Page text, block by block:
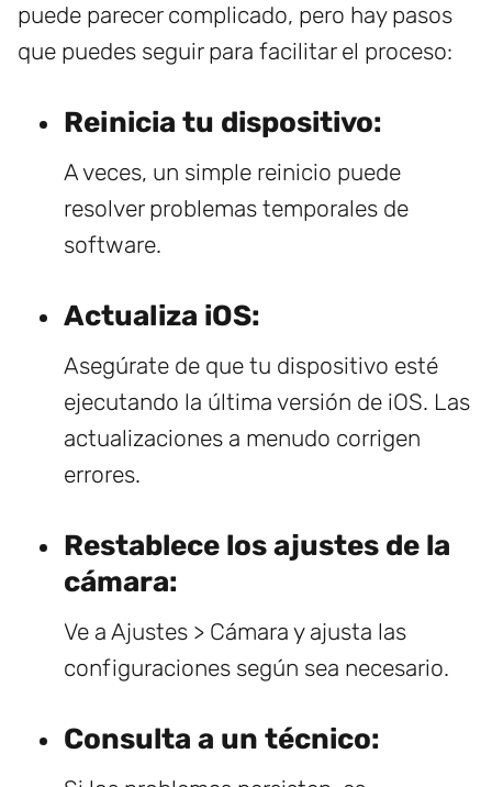
puede parecer complicado, pero hay pasos
que puedes seguir para facilitar el proceso:
Reinicia tu dispositivo:
A veces, un simple reinicio puede
resolver problemas temporales de
software.
Actualiza iOS:
Asegúrate de que tu dispositivo esté
ejecutando la última versión de iOS. Las
actualizaciones a menudo corrigen
errores.
Restablece los ajustes de la
cámara:
Ve a Ajustes > Cámara y ajusta las
configuraciones según sea necesario.
Consulta a un técnico: